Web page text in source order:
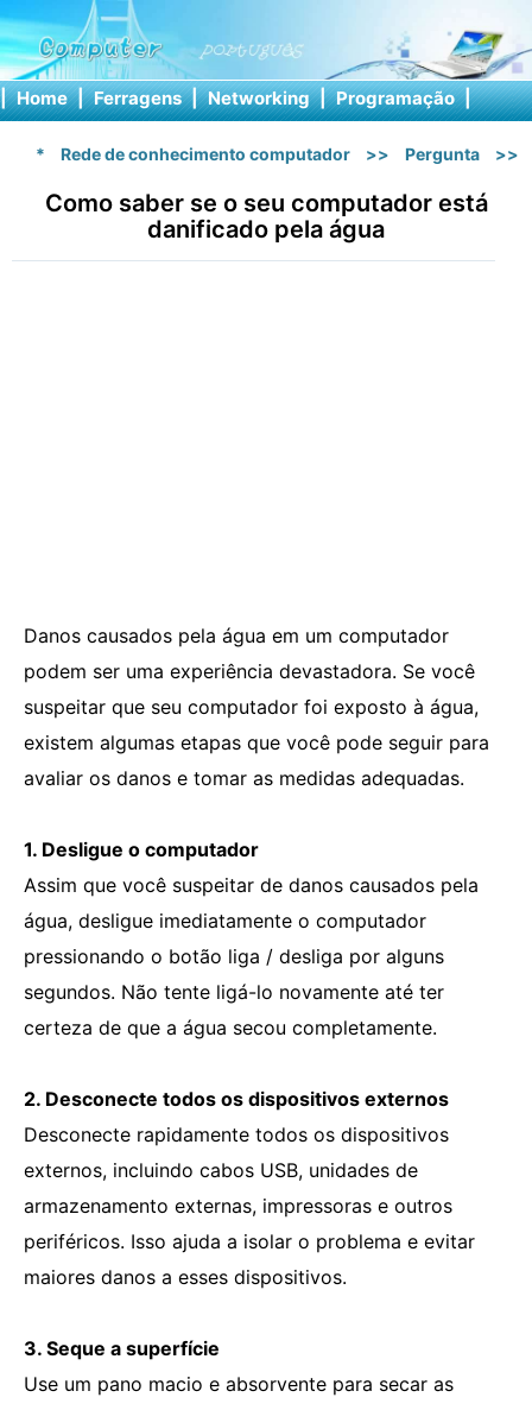
| Home | Ferragens | Networking | Programação |
* Rede de conhecimento computador >> Pergunta >>
Como saber se o seu computador está
danificado pela água
Danos causados ​​pela água em um computador
podem ser uma experiência devastadora. Se você
suspeitar que seu computador foi exposto à água,
existem algumas etapas que você pode seguir para
avaliar os danos e tomar as medidas adequadas.
1. Desligue o computador
Assim que você suspeitar de danos causados ​​​​pela
água, desligue imediatamente o computador
pressionando o botão liga / desliga por alguns
segundos. Não tente ligá-lo novamente até ter
certeza de que a água secou completamente.
2. Desconecte todos os dispositivos externos
Desconecte rapidamente todos os dispositivos
externos, incluindo cabos USB, unidades de
armazenamento externas, impressoras e outros
periféricos. Isso ajuda a isolar o problema e evitar
maiores danos a esses dispositivos.
3. Seque a superfície
Use um pano macio e absorvente para secar as